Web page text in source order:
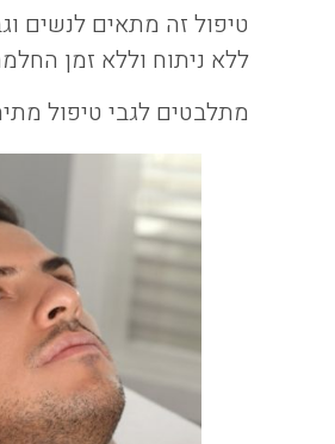
טיפול זה מתאים לנשים
ללא ניתוח וללא זמן
מתלבטים לגבי טיפול